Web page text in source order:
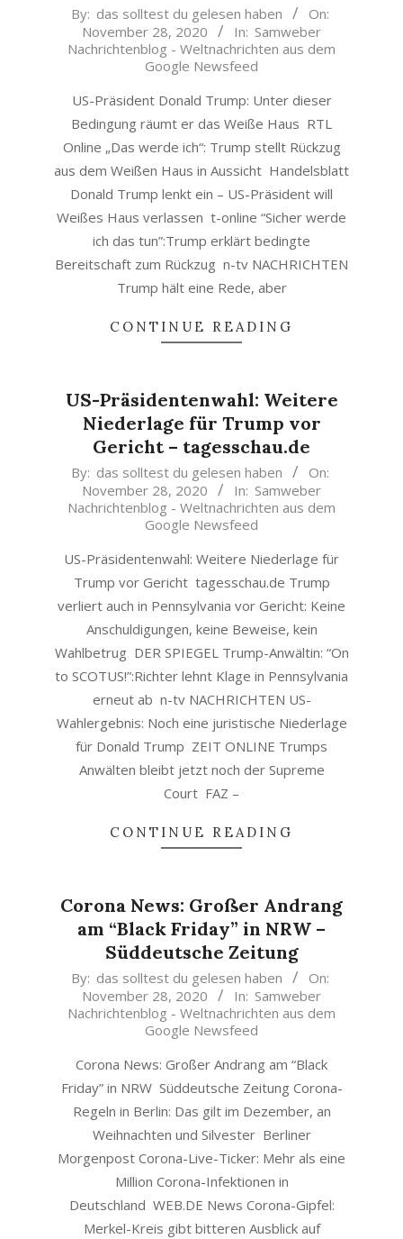
2020-
28
By: das solltest du gelesen haben
On:
November 28, 2020
In: Samweber
Nachrichtenblog - Weltnachrichten aus dem
Google Newsfeed
US-Präsident Donald Trump: Unter dieser
Bedingung räumt er das Weiße Haus RTL
Online „Das werde ich“: Trump stellt Rückzug
aus dem Weißen Haus in Aussicht Handelsblatt
Donald Trump lenkt ein – US-Präsident will
Weißes Haus verlassen t-online “Sicher werde
ich das tun”:Trump erklärt bedingte
Bereitschaft zum Rückzug n-tv NACHRICHTEN
Trump hält eine Rede, aber
CONTINUE READING
US-Präsidentenwahl: Weitere
Niederlage für Trump vor
Gericht – tagesschau.de
2020-
28
By: das solltest du gelesen haben
On:
November 28, 2020
In: Samweber
Nachrichtenblog - Weltnachrichten aus dem
Google Newsfeed
US-Präsidentenwahl: Weitere Niederlage für
Trump vor Gericht tagesschau.de Trump
verliert auch in Pennsylvania vor Gericht: Keine
Anschuldigungen, keine Beweise, kein
Wahlbetrug DER SPIEGEL Trump-Anwältin: “On
to SCOTUS!”:Richter lehnt Klage in Pennsylvania
erneut ab n-tv NACHRICHTEN US-
Wahlergebnis: Noch eine juristische Niederlage
für Donald Trump ZEIT ONLINE Trumps
Anwälten bleibt jetzt noch der Supreme
Court FAZ –
CONTINUE READING
Corona News: Großer Andrang
am “Black Friday” in NRW –
Süddeutsche Zeitung
2020-
28
By: das solltest du gelesen haben
On:
November 28, 2020
In: Samweber
Nachrichtenblog - Weltnachrichten aus dem
Google Newsfeed
Corona News: Großer Andrang am “Black
Friday” in NRW Süddeutsche Zeitung Corona-
Regeln in Berlin: Das gilt im Dezember, an
Weihnachten und Silvester Berliner
Morgenpost Corona-Live-Ticker: Mehr als eine
Million Corona-Infektionen in
Deutschland WEB.DE News Corona-Gipfel:
Merkel-Kreis gibt bitteren Ausblick auf